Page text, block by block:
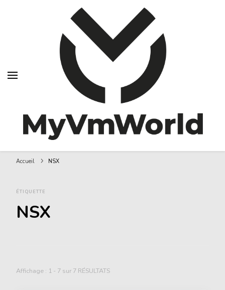
MyVMworld
Accueil NSX
ÉTIQUETTE
NSX
Affichage : 1 - 7 sur 7 RÉSULTATS